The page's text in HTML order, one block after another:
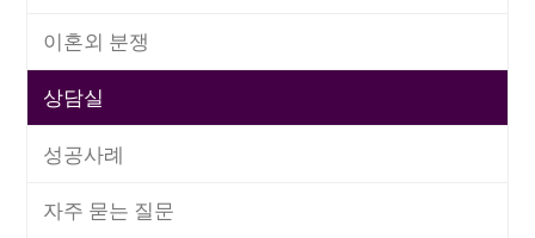
이혼외 분쟁
상담실
성공사례
자주 묻는 질문